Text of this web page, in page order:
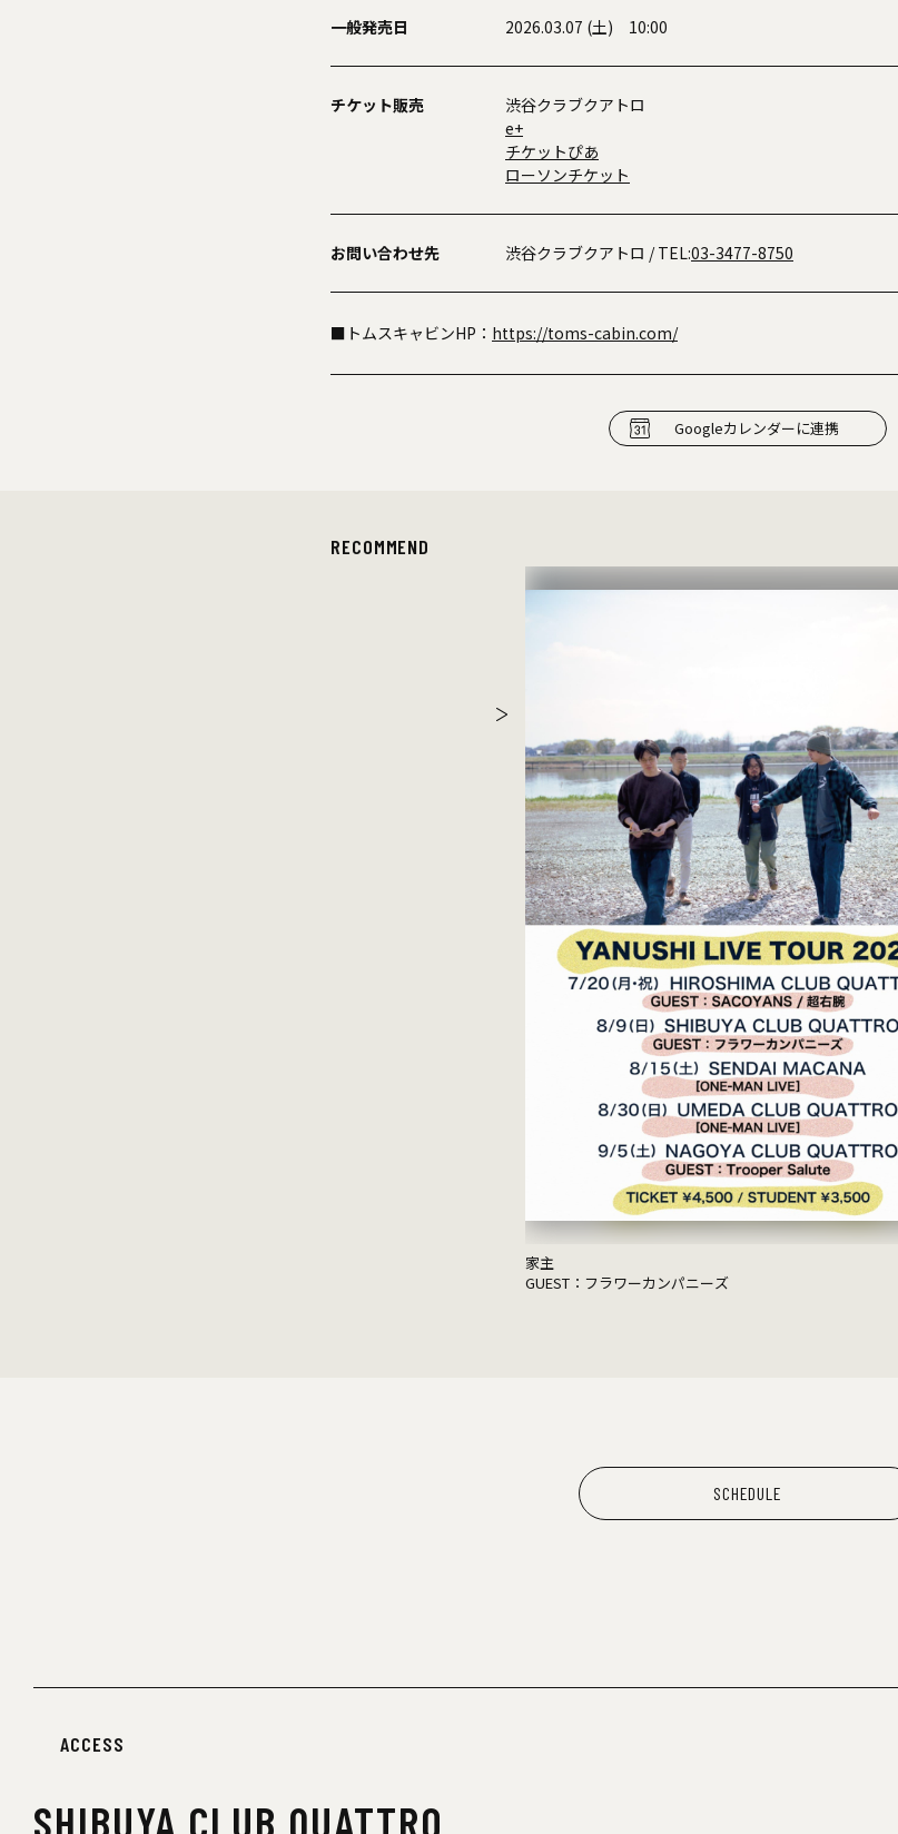
一般発売日 2026.03.07 (土) 10:00
チケット販売
渋谷クラブクアトロ
e+
チケットぴあ
ローソンチケット
お問い合わせ先 渋谷クラブクアトロ / TEL:03-3477-8750
■トムスキャビンHP： https://toms-cabin.com/
Googleカレンダーに連携
RECOMMEND
家主
GUEST：フラワーカンパニーズ
SCHEDULE
ACCESS
SHIBUYA CLUB QUATTRO